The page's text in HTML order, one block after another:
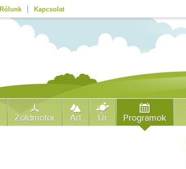
Rólunk Kapcsolat
Zöldmotor Art Űr Programok